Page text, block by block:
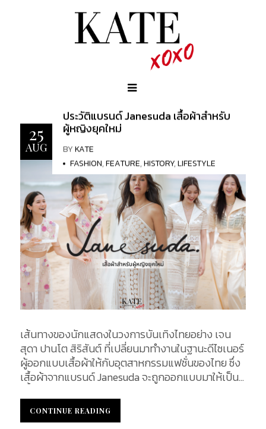
25
AUG
ประวัติแบรนด์ Janesuda เสื้อผ้าสำหรับ
ผู้หญิงยุคใหม่
BYKATE
FASHION,FEATURE,HISTORY,LIFESTYLE
เส้นทางของนักแสดงในวงการบันเทิงไทยอย่าง เจน
สุดา ปานโต สิริสันต์ ที่เปลี่ยนมาทำงานในฐานะดีไซเนอร์
ผู้ออกแบบเสื้อผ้าให้กับอุตสาหกรรมแฟชั่นของไทย ซึ่ง
เสื้อผ้าจากแบรนด์ Janesuda จะถูกออกแบบมาให้เป็น
เองโดยเฉพาะ และในครั้งนี้เราจะมาเล่าถึงการก่อตั้งและ
ประวัติแบรนด์ Janesuda ไปจนถึงเรื่องราวที่น่าสนใจ
CONTINUE READING
CONTINUE READING